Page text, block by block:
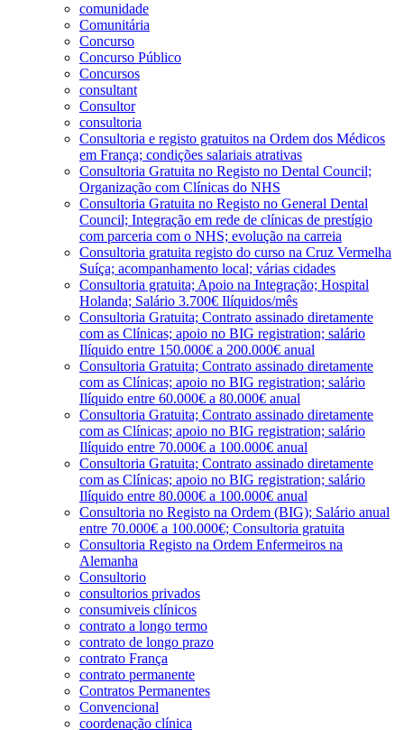
comunidade
Comunitária
Concurso
Concurso Público
Concursos
consultant
Consultor
consultoria
Consultoria e registo gratuitos na Ordem dos Médicos
em França; condições salariais atrativas
Consultoria Gratuita no Registo no Dental Council;
Organização com Clínicas do NHS
Consultoria Gratuita no Registo no General Dental
Council; Integração em rede de clínicas de prestígio
com parceria com o NHS; evolução na carreia
Consultoria gratuita registo do curso na Cruz Vermelha
Suíça; acompanhamento local; várias cidades
Consultoria gratuita; Apoio na Integração; Hospital
Holanda; Salário 3.700€ Ilíquidos/mês
Consultoria Gratuita; Contrato assinado diretamente
com as Clínicas; apoio no BIG registration; salário
Ilíquido entre 150.000€ a 200.000€ anual
Consultoria Gratuita; Contrato assinado diretamente
com as Clínicas; apoio no BIG registration; salário
Ilíquido entre 60.000€ a 80.000€ anual
Consultoria Gratuita; Contrato assinado diretamente
com as Clínicas; apoio no BIG registration; salário
Ilíquido entre 70.000€ a 100.000€ anual
Consultoria Gratuita; Contrato assinado diretamente
com as Clínicas; apoio no BIG registration; salário
Ilíquido entre 80.000€ a 100.000€ anual
Consultoria no Registo na Ordem (BIG); Salário anual
entre 70.000€ a 100.000€; Consultoria gratuita
Consultoria Registo na Ordem Enfermeiros na
Alemanha
Consultorio
consultorios privados
consumiveis clínicos
contrato a longo termo
contrato de longo prazo
contrato França
contrato permanente
Contratos Permanentes
Convencional
coordenação clínica